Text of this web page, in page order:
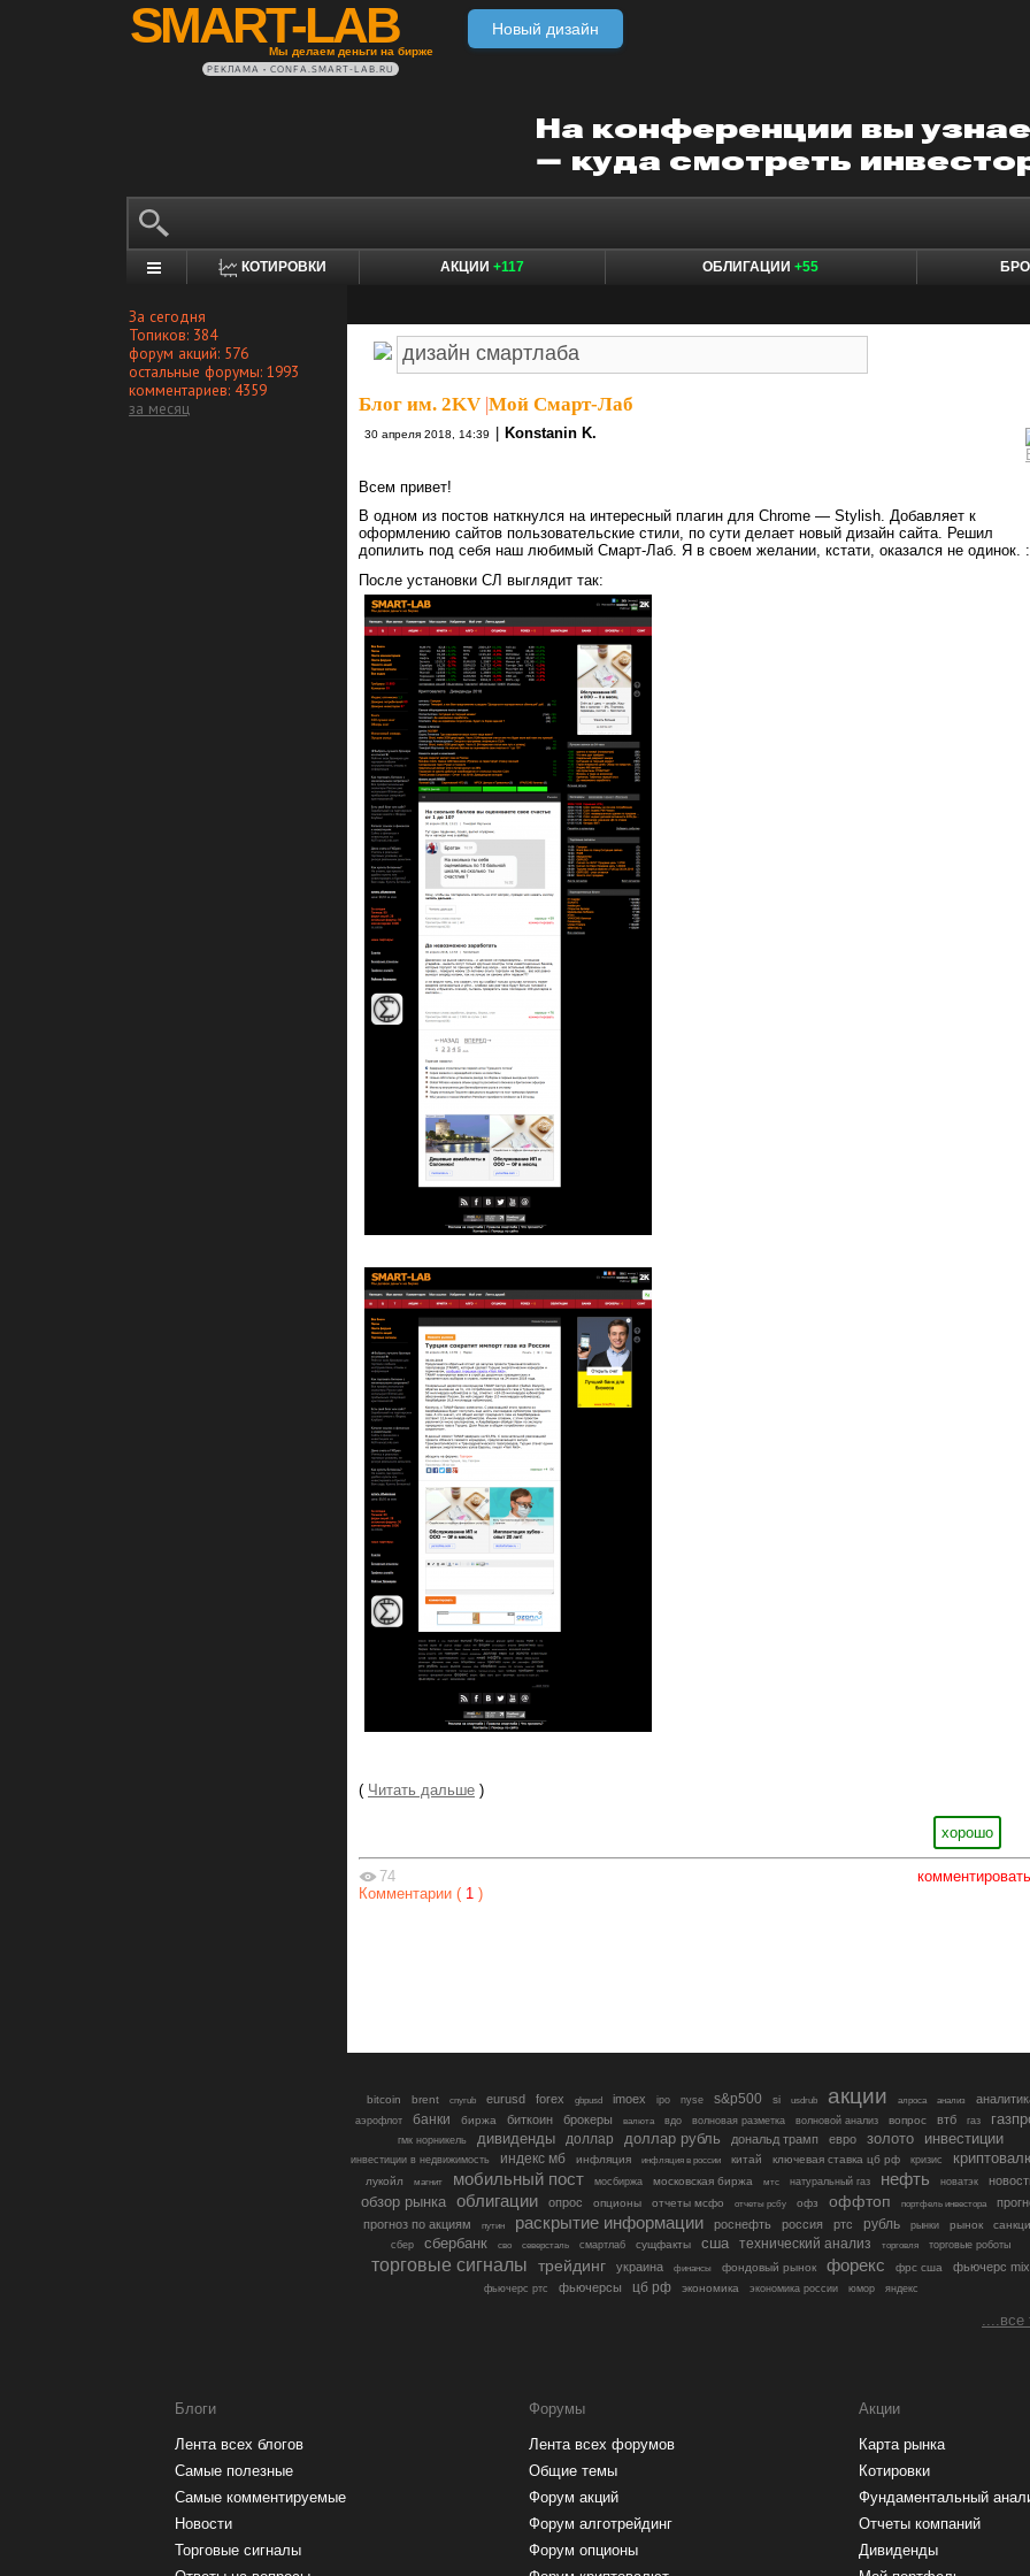
SMART-LAB
Мы делаем деньги на бирже
Новый дизайн
РЕКЛАМА • CONFA.SMART-LAB.RU
КОТИРОВКИ АКЦИИ +117 ОБЛИГАЦИИ +55
За сегодня
Топиков: 384
форум акций: 576
остальные форумы: 1993
комментариев: 4359
за месяц
Блог им. 2KV Мой Смарт-Лаб
30 апреля 2018, 14:39 Konstanin K.
Всем привет!
В одном из постов наткнулся на интересный плагин для Chrome — Stylish. Добавляет к
оформлению сайтов пользовательские стили, по сути делает новый дизайн сайта. Решил
допилить под себя наш любимый Смарт-Лаб. Я в своем желании, кстати, оказался не одинок.
После установки СЛ выглядит так:
( Читать дальше )
хорошо
комментировать
74
Комментарии ( 1 )
bitcoin brent cnyrub eurusd forex gbpusd imoex ipo nyse s&p500 si usdrub акции алроса анализ
аэрофлот банки биржа биткоин брокеры валюта вдо волновая разметка волновой анализ вопрос втб газ
гмк норникель дивиденды доллар доллар рубль дональд трамп евро золото инвестиции
инвестиции в недвижимость индекс мб инфляция инфляция в россии китай ключевая ставка цб рф кризис
лукойл магнит мобильный пост мосбиржа московская биржа мтс натуральный газ нефть новатэк
обзор рынка облигации опрос опционы отчеты мсфо отчеты рсбу офз оффтоп портфель инвестора
прогноз по акциям
путин раскрытие информации роснефть россия ртс рубль рынки рынок
сбер сбербанк сво северсталь смартлаб сущфакты сша технический анализ торговля торговые роботы
торговые сигналы трейдинг украина финансы фондовый рынок форекс фрс сша фьючерс mix
фьючерс ртс фьючерсы цб рф экономика экономика россии юмор яндекс
....все
Блоги
Лента всех блогов
Самые полезные
Самые комментируемые
Новости
Торговые сигналы
Форумы
Лента всех форумов
Общие темы
Форум акций
Форум алготрейдинг
Форум опционы
Акции
Карта рынка
Котировки
Фундаментальный
Отчеты компаний
Дивиденды